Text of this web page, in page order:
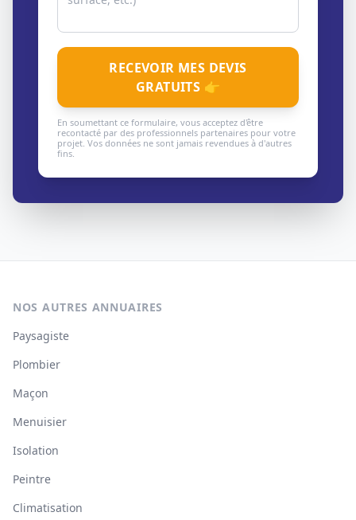
RECEVOIR MES DEVIS
GRATUITS 👉
En soumettant ce formulaire, vous acceptez d'être
recontacté par des professionnels partenaires pour votre
projet. Vos données ne sont jamais revendues à d'autres
fins.
NOS AUTRES ANNUAIRES
Paysagiste
Plombier
Maçon
Menuisier
Isolation
Peintre
Climatisation